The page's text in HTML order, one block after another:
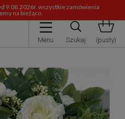
9.08.2026r. wszystkie zamówienia
na bieżąco.
Menu Szukaj (pusty)